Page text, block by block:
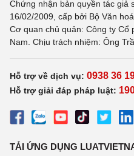
Chứng nhận bản quyền tác giả
16/02/2009, cấp bởi Bộ Văn
Cơ quan chủ quản: Công ty Cổ
Nam. Chịu trách nhiệm: Ông
Hỗ trợ về dịch vụ: 0938 36
Hỗ trợ giải đáp pháp luật:
TẢI ỨNG DỤNG